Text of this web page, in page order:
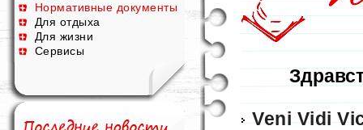
Нормативные документы
Для отдыха
Для жизни
Сервисы
Veni Vidi